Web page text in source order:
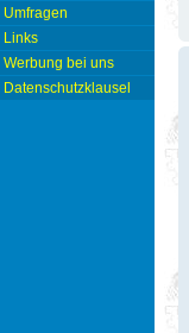
Umfragen
Links
Werbung bei uns
Datenschutzklausel